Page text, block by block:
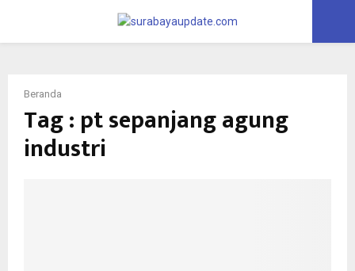
PRIMARY
MENU
Beranda
Tag : pt sepanjang agung
industri